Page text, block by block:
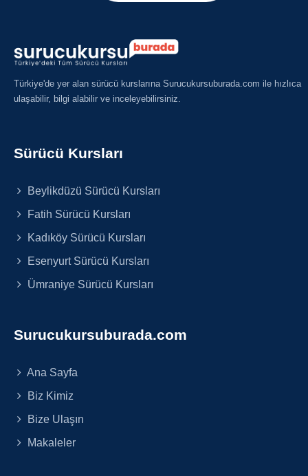
Türkiye'de yer alan sürücü kurslarına Surucukursuburada.com ile hızlıca
ulaşabilir, bilgi alabilir ve inceleyebilirsiniz.
Sürücü Kursları
Beylikdüzü Sürücü Kursları
Fatih Sürücü Kursları
Kadıköy Sürücü Kursları
Esenyurt Sürücü Kursları
Ümraniye Sürücü Kursları
Surucukursuburada.com
Ana Sayfa
Biz Kimiz
Bize Ulaşın
Makaleler